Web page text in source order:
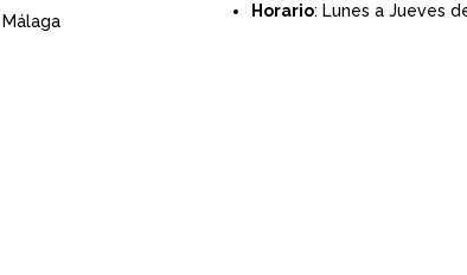
Málaga
Horario: Lunes a Jueves